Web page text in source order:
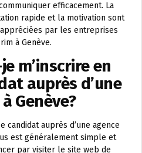
efficacement. La
rapide et la motivation sont
par les entreprises
à Genève.
m’inscrire en
auprès d’une
Genève?
candidat auprès d’une agence
est généralement simple et
par visiter le site web de